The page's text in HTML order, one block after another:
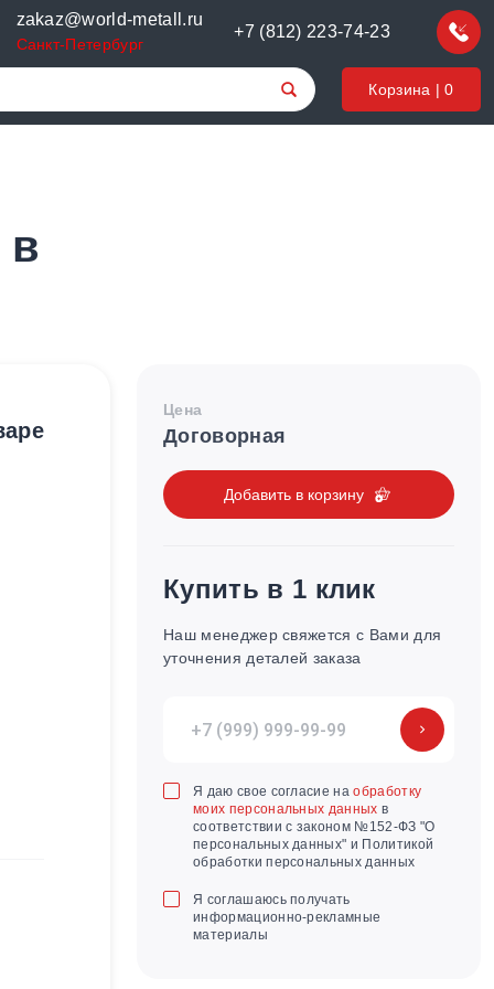
zakaz@world-metall.ru
Санкт-Петербург
+7 (812) 223-74-23
Корзина |0
в
Цена
Договорная
Добавить в корзину
Купить в 1 клик
Наш менеджер свяжется с Вами для
уточнения деталей заказа
Я даю свое согласие наобработку
моих персональных данных в
соответствии с законом №152-ФЗ "О
персональных данных" и Политикой
обработки персональных данных
Я соглашаюсь получать
информационно-рекламные
материалы